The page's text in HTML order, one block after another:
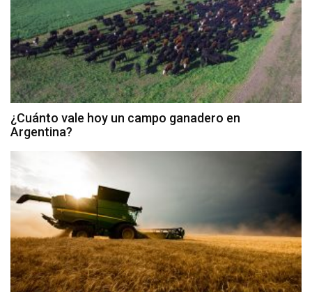
¿Cuánto vale hoy un campo ganadero en
Argentina?